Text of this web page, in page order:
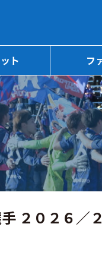
ト フ
２０２６／